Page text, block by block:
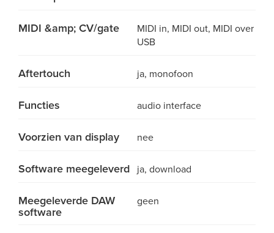
MIDI &amp; CV/gate
MIDI in, MIDI out, MIDI over
USB
Aftertouch ja, monofoon
Functies audio interface
Voorzien van display nee
Software meegeleverd ja, download
Meegeleverde DAW
software
geen